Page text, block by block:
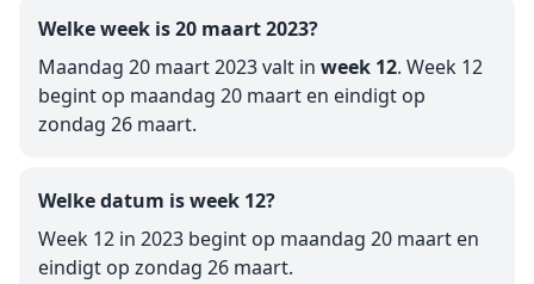
Welke week is 20 maart 2023?
Maandag 20 maart 2023 valt in week 12. Week 12
begint op maandag 20 maart en eindigt op
zondag 26 maart.
Welke datum is week 12?
Week 12 in 2023 begint op maandag 20 maart en
eindigt op zondag 26 maart.